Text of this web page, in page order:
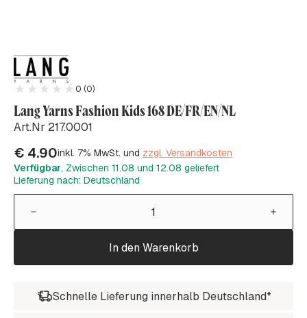
0 (0)
Lang Yarns Fashion Kids 168 DE/FR/EN/NL
Art.Nr 217.0001
€ 4.90inkl. 7% MwSt. und zzgl. Versandkosten
Verfügbar, Zwischen 11.08 und 12.08 geliefert
Lieferung nach: Deutschland
In den Warenkorb
Schnelle Lieferung innerhalb Deutschland*